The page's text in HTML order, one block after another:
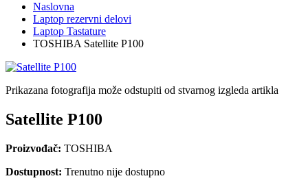
Naslovna
Laptop rezervni delovi
Laptop Tastature
TOSHIBA Satellite P100
Prikazana fotografija može odstupiti od stvarnog izgleda artikla
Satellite P100
Proizvođač: TOSHIBA
Dostupnost: Trenutno nije dostupno